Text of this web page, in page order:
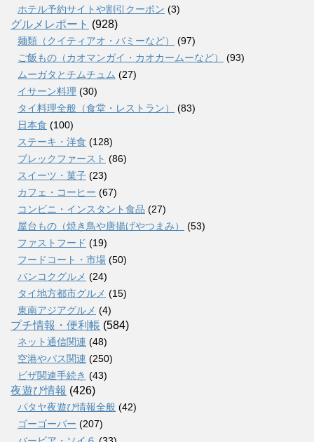
ホテル予約サイトや割引クーポン (3)
グルメレポート (928)
麺類（クイティアオ・バミーなど）
(97)
ご飯もの（カオマンガイ・カオカームーなど）
(93)
ムーガタとチムチュム (27)
イサーン料理 (30)
タイ料理全般（食堂・レストラン）
(83)
日本食 (100)
ステーキ・洋食 (128)
ブレックファースト (86)
スイーツ・菓子 (23)
カフェ・コーヒー (67)
コンビニ・インスタント食品 (27)
屋台もの（焼き鳥や唐揚げやつまみ）
(53)
ファストフード (19)
フードコート・市場 (50)
バンコクグルメ (24)
タイ地方都市グルメ (15)
東南アジアグルメ (4)
プチ情報・便利帳 (584)
ネット通信関連 (48)
空港やバス関連 (250)
ビザ関連手続き (43)
夜遊び情報 (426)
パタヤ夜遊び情報全般 (42)
ゴーゴーバー (207)